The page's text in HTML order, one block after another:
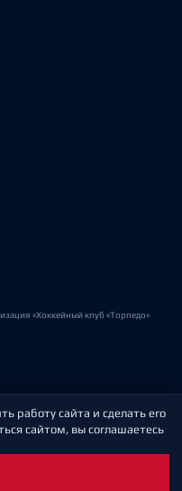
«Хоккейный клуб «Торпедо»
работу сайта и сделать его
сайтом, вы соглашаетесь